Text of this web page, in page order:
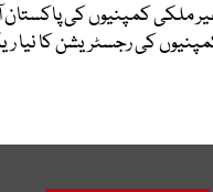
ملکی کمپنیوں کی پاکستان
کی رجسٹریشن کا نیا